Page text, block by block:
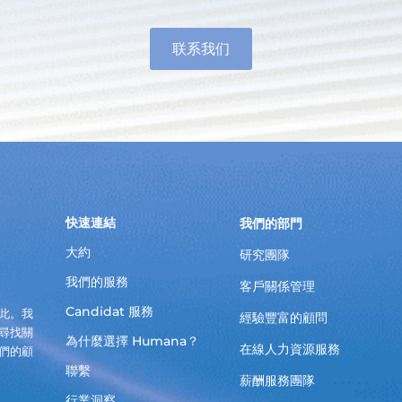
联系我们
。我
找關
的顧
快速連結
大約
我們的服務
Candidat 服務
為什麼選擇 Humana？
聯繫
我們的部門
研究團隊
客戶關係管理
經驗豐富的顧問
在線人力資源服務
薪酬服務團隊